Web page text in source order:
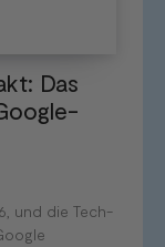
Das
und die Tech-